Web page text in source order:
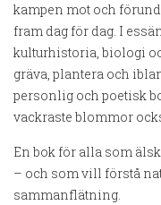
kampen mot och
fram dag för dag. I
kulturhistoria, biologi
gräva, plantera och
personlig och poetisk
vackraste blommor
En bok för alla som
– och som vill förstå
sammanflätning.